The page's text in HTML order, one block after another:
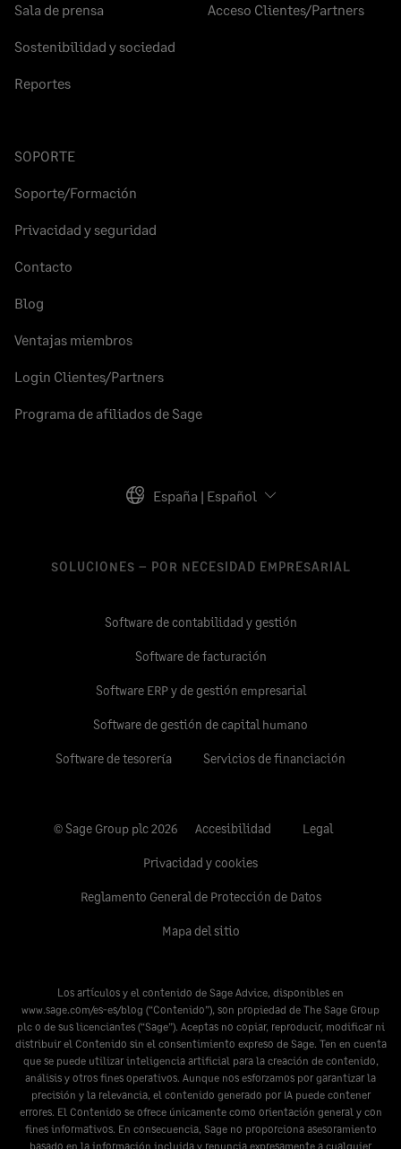
Sala de prensa
Sostenibilidad y sociedad
Reportes
Acceso Clientes/Partners
SOPORTE
Soporte/Formación
Privacidad y seguridad
Contacto
Blog
Ventajas miembros
Login Clientes/Partners
Programa de afiliados de Sage
España | Español
SOLUCIONES – POR NECESIDAD EMPRESARIAL
Software de contabilidad y gestión
Software de facturación
Software ERP y de gestión empresarial
Software de gestión de capital humano
Software de tesorería Servicios de financiación
© Sage Group plc 2026 Accesibilidad Legal
Privacidad y cookies
Reglamento General de Protección de Datos
Mapa del sitio
Los artículos y el contenido de Sage Advice, disponibles en
www.sage.com/es-es/blog (“Contenido”), son propiedad de The Sage Group
plc o de sus licenciantes (“Sage”). Aceptas no copiar, reproducir, modificar ni
distribuir el Contenido sin el consentimiento expreso de Sage. Ten en cuenta
que se puede utilizar inteligencia artificial para la creación de contenido,
análisis y otros fines operativos. Aunque nos esforzamos por garantizar la
precisión y la relevancia, el contenido generado por IA puede contener
errores. El Contenido se ofrece únicamente como orientación general y con
fines informativos. En consecuencia, Sage no proporciona asesoramiento
basado en la información incluida y renuncia expresamente a cualquier